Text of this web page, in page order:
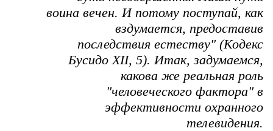
воина вечен. И потому поступай, как
вздумается, предоставив
последствия естеству" (Кодекс
Бусидо XII, 5). Итак, задумаемся,
какова же реальная роль
"человеческого фактора" в
эффективности охранного
телевидения.